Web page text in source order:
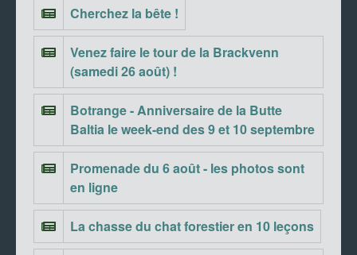
Cherchez la bête !
Venez faire le tour de la Brackvenn
(samedi 26 août) !
Botrange - Anniversaire de la Butte
Baltia le week-end des 9 et 10 septembre
Promenade du 6 août - les photos sont
en ligne
La chasse du chat forestier en 10 leçons